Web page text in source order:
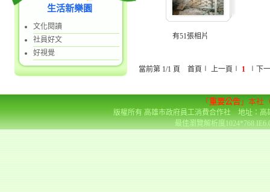
生活新樂園
文化閱讀
社員好文
好視覺
有51張相片
當前第 1/1 頁 首頁∣ 上一頁∣ 1 ∣下
「 重要公告」本社
版權所有 高雄市政府員工消費合作社 地址：高
最佳瀏覽解析度1024*768